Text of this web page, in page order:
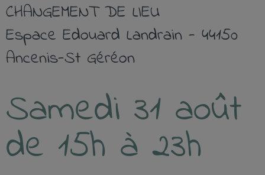
CHANGEMENT DE LIEU
Espace Edouard Landrain - 44150
Ancenis-St Géréon
Samedi 31 août
de 15h à 23h